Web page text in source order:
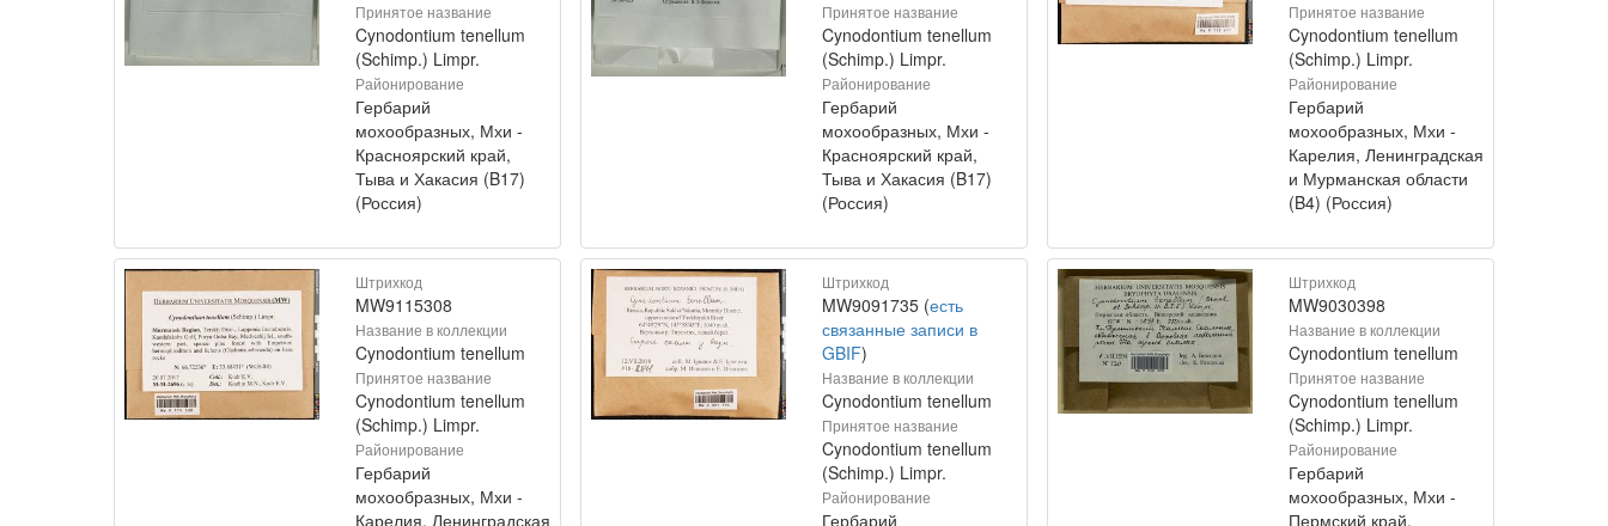
Принятое название
Cynodontium tenellum
(Schimp.) Limpr.
Районирование
Гербарий
мохообразных, Мхи -
Красноярский край,
Тыва и Хакасия (B17)
(Россия)
Принятое название
Cynodontium tenellum
(Schimp.) Limpr.
Районирование
Гербарий
мохообразных, Мхи -
Красноярский край,
Тыва и Хакасия (B17)
(Россия)
Принятое название
Cynodontium tenellum
(Schimp.) Limpr.
Районирование
Гербарий
мохообразных, Мхи -
Карелия, Ленинградская
и Мурманская области
(B4) (Россия)
Штрихкод
MW9115308
Название в коллекции
Cynodontium tenellum
Принятое название
Cynodontium tenellum
(Schimp.) Limpr.
Районирование
Гербарий
мохообразных, Мхи -
Карелия, Ленинградская
Штрихкод
MW9091735 (есть
связанные записи в
GBIF)
Название в коллекции
Cynodontium tenellum
Принятое название
Cynodontium tenellum
(Schimp.) Limpr.
Районирование
Гербарий
Штрихкод
MW9030398
Название в коллекции
Cynodontium tenellum
Принятое название
Cynodontium tenellum
(Schimp.) Limpr.
Районирование
Гербарий
мохообразных, Мхи -
Пермский край,